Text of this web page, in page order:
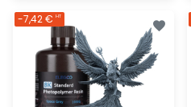
-7,42 € HT